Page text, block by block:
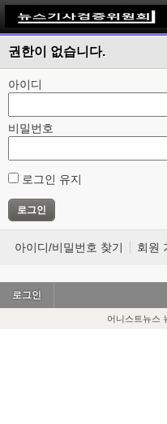
권한이 없습니다.
아이디
비밀번호
로그인 유지
아이디/비밀번호 찾기 회원
로그인
어니스트뉴스